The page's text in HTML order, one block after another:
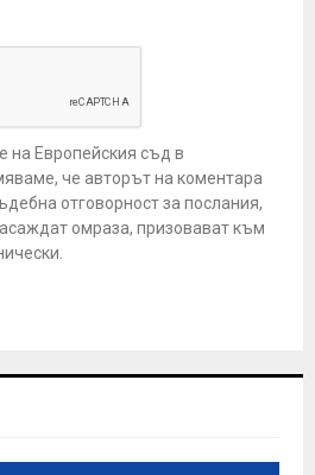
на Европейския съд в
че авторът на коментара
отговорност за послания,
омраза, призовават към